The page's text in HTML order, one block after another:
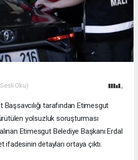
Oku)
tarafından Etimesgut
yolsuzluk soruşturması
Etimesgut Belediye Başkanı Erdal
ifadesinin detayları ortaya çıktı.